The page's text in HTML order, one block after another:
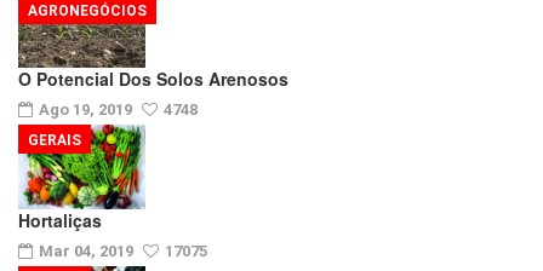
O Potencial Dos Solos Arenosos
Ago 19, 2019 4748
AGRONEGÓCIOS
Hortaliças
Mar 04, 2019 17075
GERAIS